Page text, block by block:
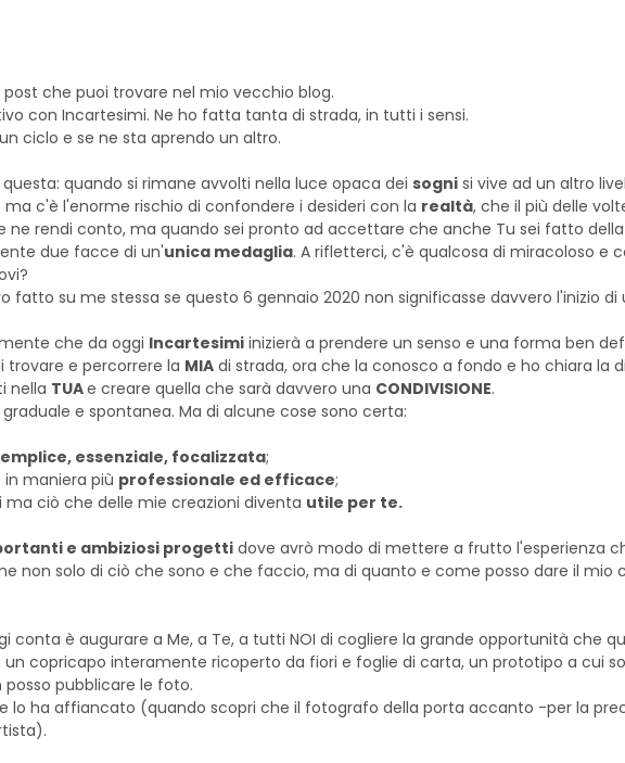
post che puoi trovare nel mio vecchio blog.
con Incartesimi. Ne ho fatta tanta di strada, in tutti i sensi.
ciclo e se ne sta aprendo un altro.
quando si rimane avvolti nella luce opaca dei sognisi vive ad un altro
c'è l'enorme rischio di confondere i desideri con la realtà, che il più delle
rendi conto, ma quando sei pronto ad accettare che anche Tu sei fatto della
due facce di un'unica medaglia. A rifletterci, c'è qualcosa di miracoloso e
su me stessa se questo 6 gennaio 2020 non significasse davvero l'inizio di
che da oggi Incartesimiinizierà a prendere un senso e una forma ben
trovare e percorrere la MIAdi strada, ora che la conosco a fondo e ho chiara la
nella TUAe creare quella che sarà davvero una CONDIVISIONE.
e spontanea. Ma di alcune cose sono certa:
essenziale, focalizzata;
maniera più professionale ed efficace;
ciò che delle mie creazioni diventa utile per te.
e ambiziosi progettidove avrò modo di mettere a frutto l'esperienza
non solo di ciò che sono e che faccio, ma di quanto e come posso dare il mio
conta è augurare a Me, a Te, a tutti NOI di cogliere la grande opportunità che
copricapo interamente ricoperto da fiori e foglie di carta, un prototipo a cui
pubblicare le foto.
lo ha affiancato (quando scopri che il fotografo della porta accanto -per la